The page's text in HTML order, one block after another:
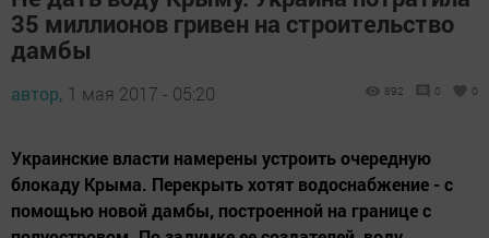
35 миллионов гривен на строительство
дамбы
автор, 1 мая 2017 - 05:20 892 0 0
Украинские власти намерены устроить очередную
блокаду Крыма. Перекрыть хотят водоснабжение - с
помощью новой дамбы, построенной на границе с